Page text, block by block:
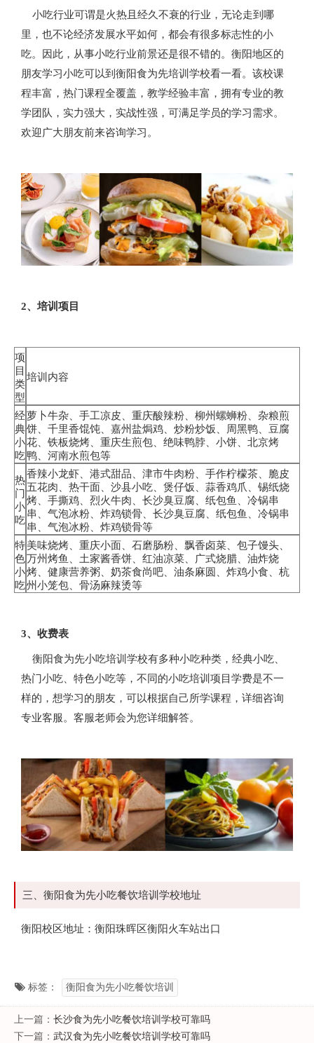
小吃行业可谓是火热且经久不衰的行业，无论走到哪
里，也不论经济发展水平如何，都会有很多标志性的小
吃。因此，从事小吃行业前景还是很不错的。衡阳地区的
朋友学习小吃可以到衡阳食为先培训学校看一看。该校课
程丰富，热门课程全覆盖，教学经验丰富，拥有专业的教
学团队，实力强大，实战性强，可满足学员的学习需求。
欢迎广大朋友前来咨询学习。
2、培训项目
项
目
类
型
培训内容
经
典
小
吃
萝卜牛杂、手工凉皮、重庆酸辣粉、柳州螺蛳粉、杂粮煎
饼、千里香馄饨、嘉州盐焗鸡、炒粉炒饭、周黑鸭、豆腐
花、铁板烧烤、重庆生煎包、绝味鸭脖、小饼、北京烤
鸭、河南水煎包等
热
门
小
吃
香辣小龙虾、港式甜品、津市牛肉粉、手作柠檬茶、脆皮
五花肉、热干面、沙县小吃、煲仔饭、蒜香鸡爪、锡纸烧
烤、手撕鸡、烈火牛肉、长沙臭豆腐、纸包鱼、冷锅串
串、气泡冰粉、炸鸡锁骨、长沙臭豆腐、纸包鱼、冷锅串
串、气泡冰粉、炸鸡锁骨等
特
色
小
吃
美味烧烤、重庆小面、石磨肠粉、飘香卤菜、包子馒头、
万州烤鱼、土家酱香饼、红油凉菜、广式烧腊、油炸烧
烤、健康营养粥、奶茶食尚吧、油条麻圆、炸鸡小食、杭
州小笼包、骨汤麻辣烫等
3、收费表
衡阳食为先小吃培训学校有多种小吃种类，经典小吃、
热门小吃、特色小吃等，不同的小吃培训项目学费是不一
样的，想学习的朋友，可以根据自己所学课程，详细咨询
专业客服。客服老师会为您详细解答。
三、衡阳食为先小吃餐饮培训学校地址
衡阳校区地址：衡阳珠晖区衡阳火车站出口
标签： 衡阳食为先小吃餐饮培训
上一篇： 长沙食为先小吃餐饮培训学校可靠吗
下一篇： 武汉食为先小吃餐饮培训学校可靠吗